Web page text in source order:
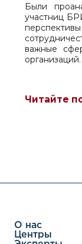
Были
участниц
важные
организаций.
Читайте
О нас
Центры